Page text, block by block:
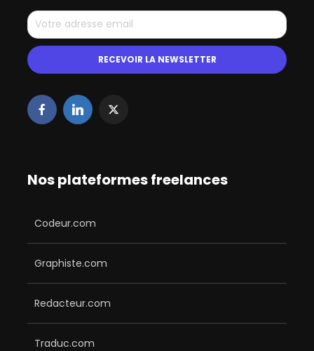
Nos plateformes freelances
Codeur.com
Graphiste.com
Redacteur.com
Traduc.com